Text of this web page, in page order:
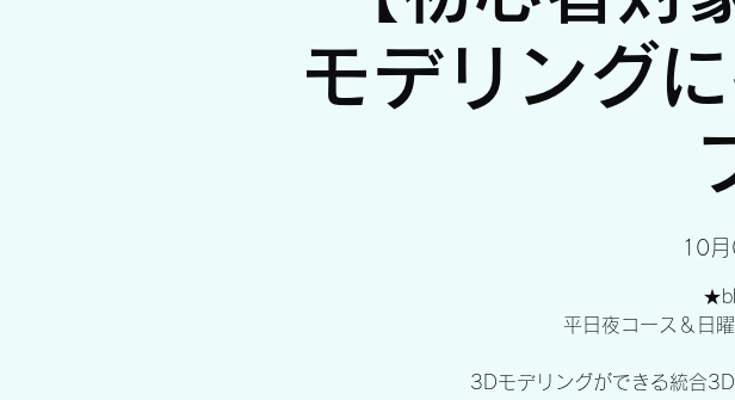
モデリング
10
平日夜コース＆日
3Dモデリングができる統合